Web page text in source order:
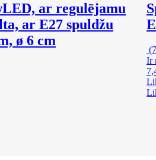
LED, ar regulējamu
ar E27 spuldžu
ø 6 cm
(7
Ir